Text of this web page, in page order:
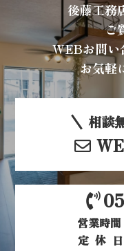
後藤工務
ご
WEBお問い
お気軽
相談
営業時
定休